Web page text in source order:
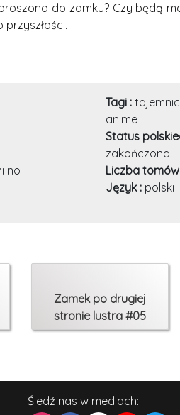
do zamku? Czy będą
no
Tagi :
anime
Status
zakończona
Liczba
Język : polski
Zamek po drugiej
stronie lustra #05
Śledź nas w mediach: